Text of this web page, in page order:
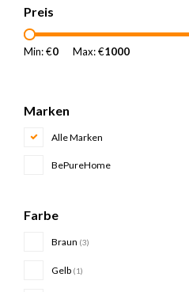
Preis
Min: €0 Max: €1000
Marken
Alle Marken
BePureHome
Farbe
Braun (3)
Gelb (1)